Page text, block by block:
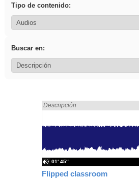
Tipo de contenido:
Buscar en:
Flipped classroom
Encontrado «EducaMadrid» en:
Descripción
01′ 45″